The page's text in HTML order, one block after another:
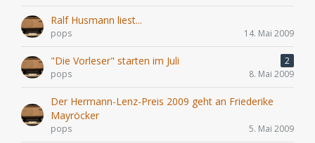
Ralf Husmann liest...
pops 14. Mai 2009
"Die Vorleser" starten im Juli
2
pops
8. Mai 2009
Der Hermann-Lenz-Preis 2009 geht an Friederike
Mayröcker
pops 5. Mai 2009